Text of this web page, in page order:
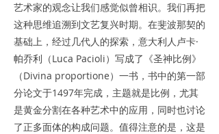
艺术家的观念让我们感觉似曾相识。我们再把
这种思维追溯到文艺复兴时期。在斐波那契的
基础上，经过几代人的探索，意大利人卢卡·
帕乔利（Luca Pacioli）写成了《圣神比例》
（Divina proportione）一书，书中的第一部
分论文于1497年完成，主题就是比例，尤其
是黄金分割在各种艺术中的应用，同时也讨论
了正多面体的构成问题。值得注意的是，这是